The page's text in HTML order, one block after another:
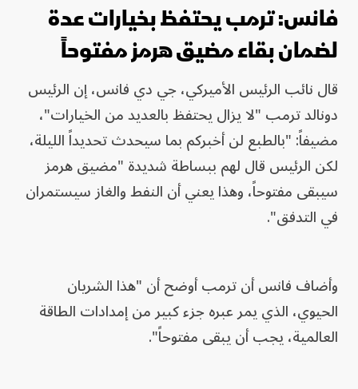
فانس: ترمب يحتفظ بخيارات عدة
لضمان بقاء مضيق هرمز مفتوحاً
قال نائب الرئيس الأميركي، جي دي فانس، إن الرئيس
دونالد ترمب "لا يزال يحتفظ بالعديد من الخيارات"،
مضيفاً: "بالطبع لن أخبركم بما سيحدث تحديداً الليلة،
لكن الرئيس قال لهم ببساطة شديدة "مضيق هرمز
سيبقى مفتوحاً، وهذا يعني أن النفط والغاز سيستمران
في التدفق".
وأضاف فانس أن ترمب أوضح أن "هذا الشريان
الحيوي، الذي يمر عبره جزء كبير من إمدادات الطاقة
العالمية، يجب أن يبقى مفتوحاً".